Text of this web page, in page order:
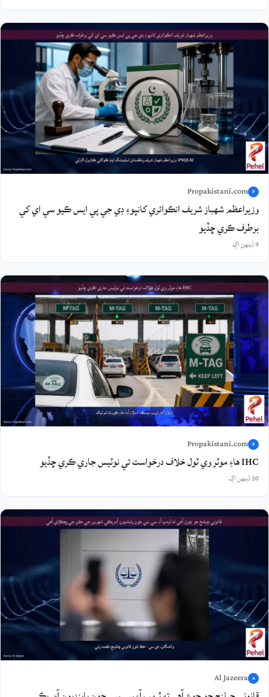
P
Propakistani.com
وزيراعظم شهباز شريف انڪوائري کانپوءِ ڊي جي پي ايس ڪيو سي اي کي
برطرف ڪري ڇڏيو
9 ڏينهن اڳ
P
Propakistani.com
IHC هاءِ موٽر وي ٽول خلاف درخواست تي نوٽيس جاري ڪري ڇڏيو
20 ڏينهن اڳ
A
Al Jazeera